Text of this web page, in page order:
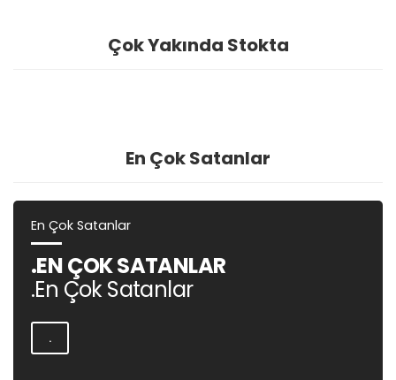
Çok Yakında Stokta
En Çok Satanlar
En Çok Satanlar
.EN ÇOK SATANLAR
.En Çok Satanlar
.